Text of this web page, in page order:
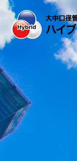
Skip
the
content